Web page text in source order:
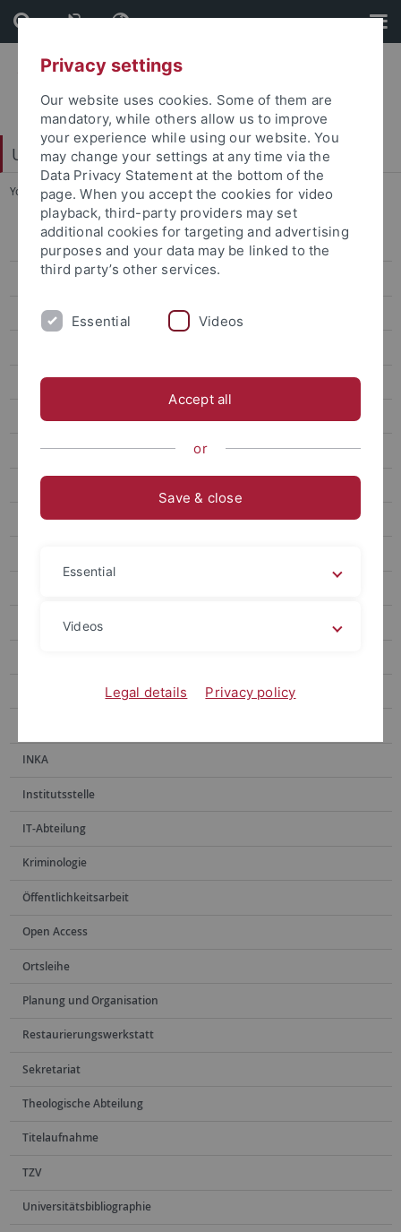
Skip
to
content
Skip
to
footer
Universitätsbibliothek
You are here: Startseite ... Dokumentlieferung
Bereichsbibliothek
Digitalisierungszentrum
Dokumentlieferung
E-Learning
E-Medien
E-Publikationen
Erwerbung
Fachinformationsdienste
Historischer Lesesaal
INKA
Institutsstelle
IT-Abteilung
Kriminologie
Öffentlichkeitsarbeit
Open Access
Ortsleihe
Planung und Organisation
Restaurierungswerkstatt
Sekretariat
Theologische Abteilung
Titelaufnahme
TZV
Universitätsbibliographie
Privacy settings
Our website uses cookies. Some of them are
mandatory, while others allow us to improve
your experience while using our website. You
may change your settings at any time via the
Data Privacy Statement at the bottom of the
page. When you accept the cookies for video
playback, third-party providers may set
additional cookies for targeting and advertising
purposes and your data may be linked to the
third party’s other services.
Essential Videos
Accept all
or
Save & close
Essential
Videos
Legal details Privacy policy